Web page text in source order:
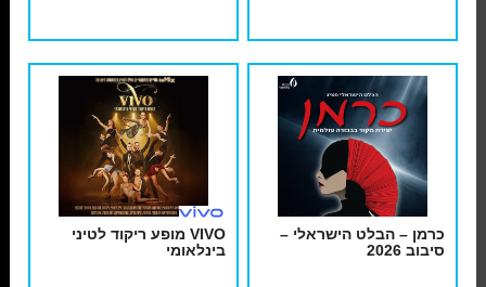
כרמן – הבלט הישראלי –
סיבוב 2026
VIVO מופע ריקוד לטיני
בינלאומי